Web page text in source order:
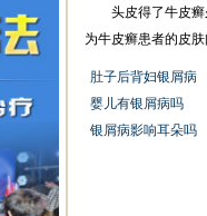
头皮得了牛皮
为牛皮癣患者的皮
肚子后背妇银屑病
婴儿有银屑病吗
银屑病影响耳朵吗